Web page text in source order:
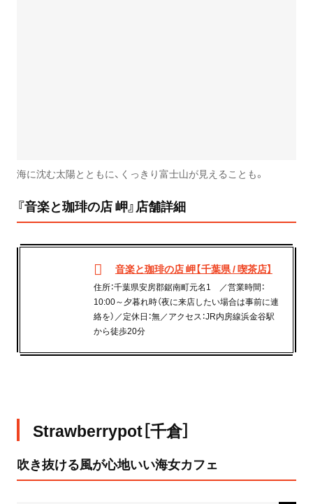
海に沈む太陽とともに、くっきり富士山が見えることも。
『音楽と珈琲の店 岬』店舗詳細
音楽と珈琲の店 岬【千葉県 / 喫茶店】
住所：千葉県安房郡鋸南町元名1 ／営業時間：
10:00～夕暮れ時（夜に来店したい場合は事前に連
絡を）／定休日：無／アクセス：JR内房線浜金谷駅
から徒歩20分
Strawberrypot［千倉］
吹き抜ける風が心地いい海女カフェ